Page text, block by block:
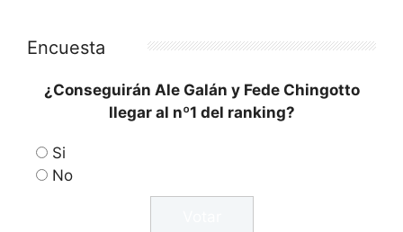
Encuesta
¿Conseguirán Ale Galán y Fede Chingotto
llegar al nº1 del ranking?
Si
No